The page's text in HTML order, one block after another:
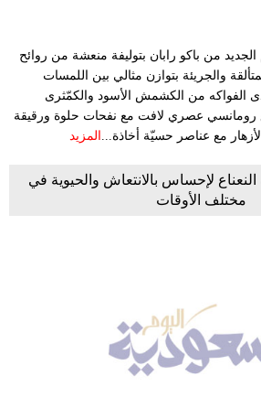
الجديد من باكو رابان بتوليفة منعشة من روائح
والجريئة بتوازن مثالي بين اللمسات
الفواكه من الكشمش الأسود والكمّثرى
رومانسي عصري لافت مع نفحات حلوة ورقيقة
مع عناصر حسيّة أخاذة... المزيد
لإحساس بالانتعاش والحيوية في
مختلف الأوقات